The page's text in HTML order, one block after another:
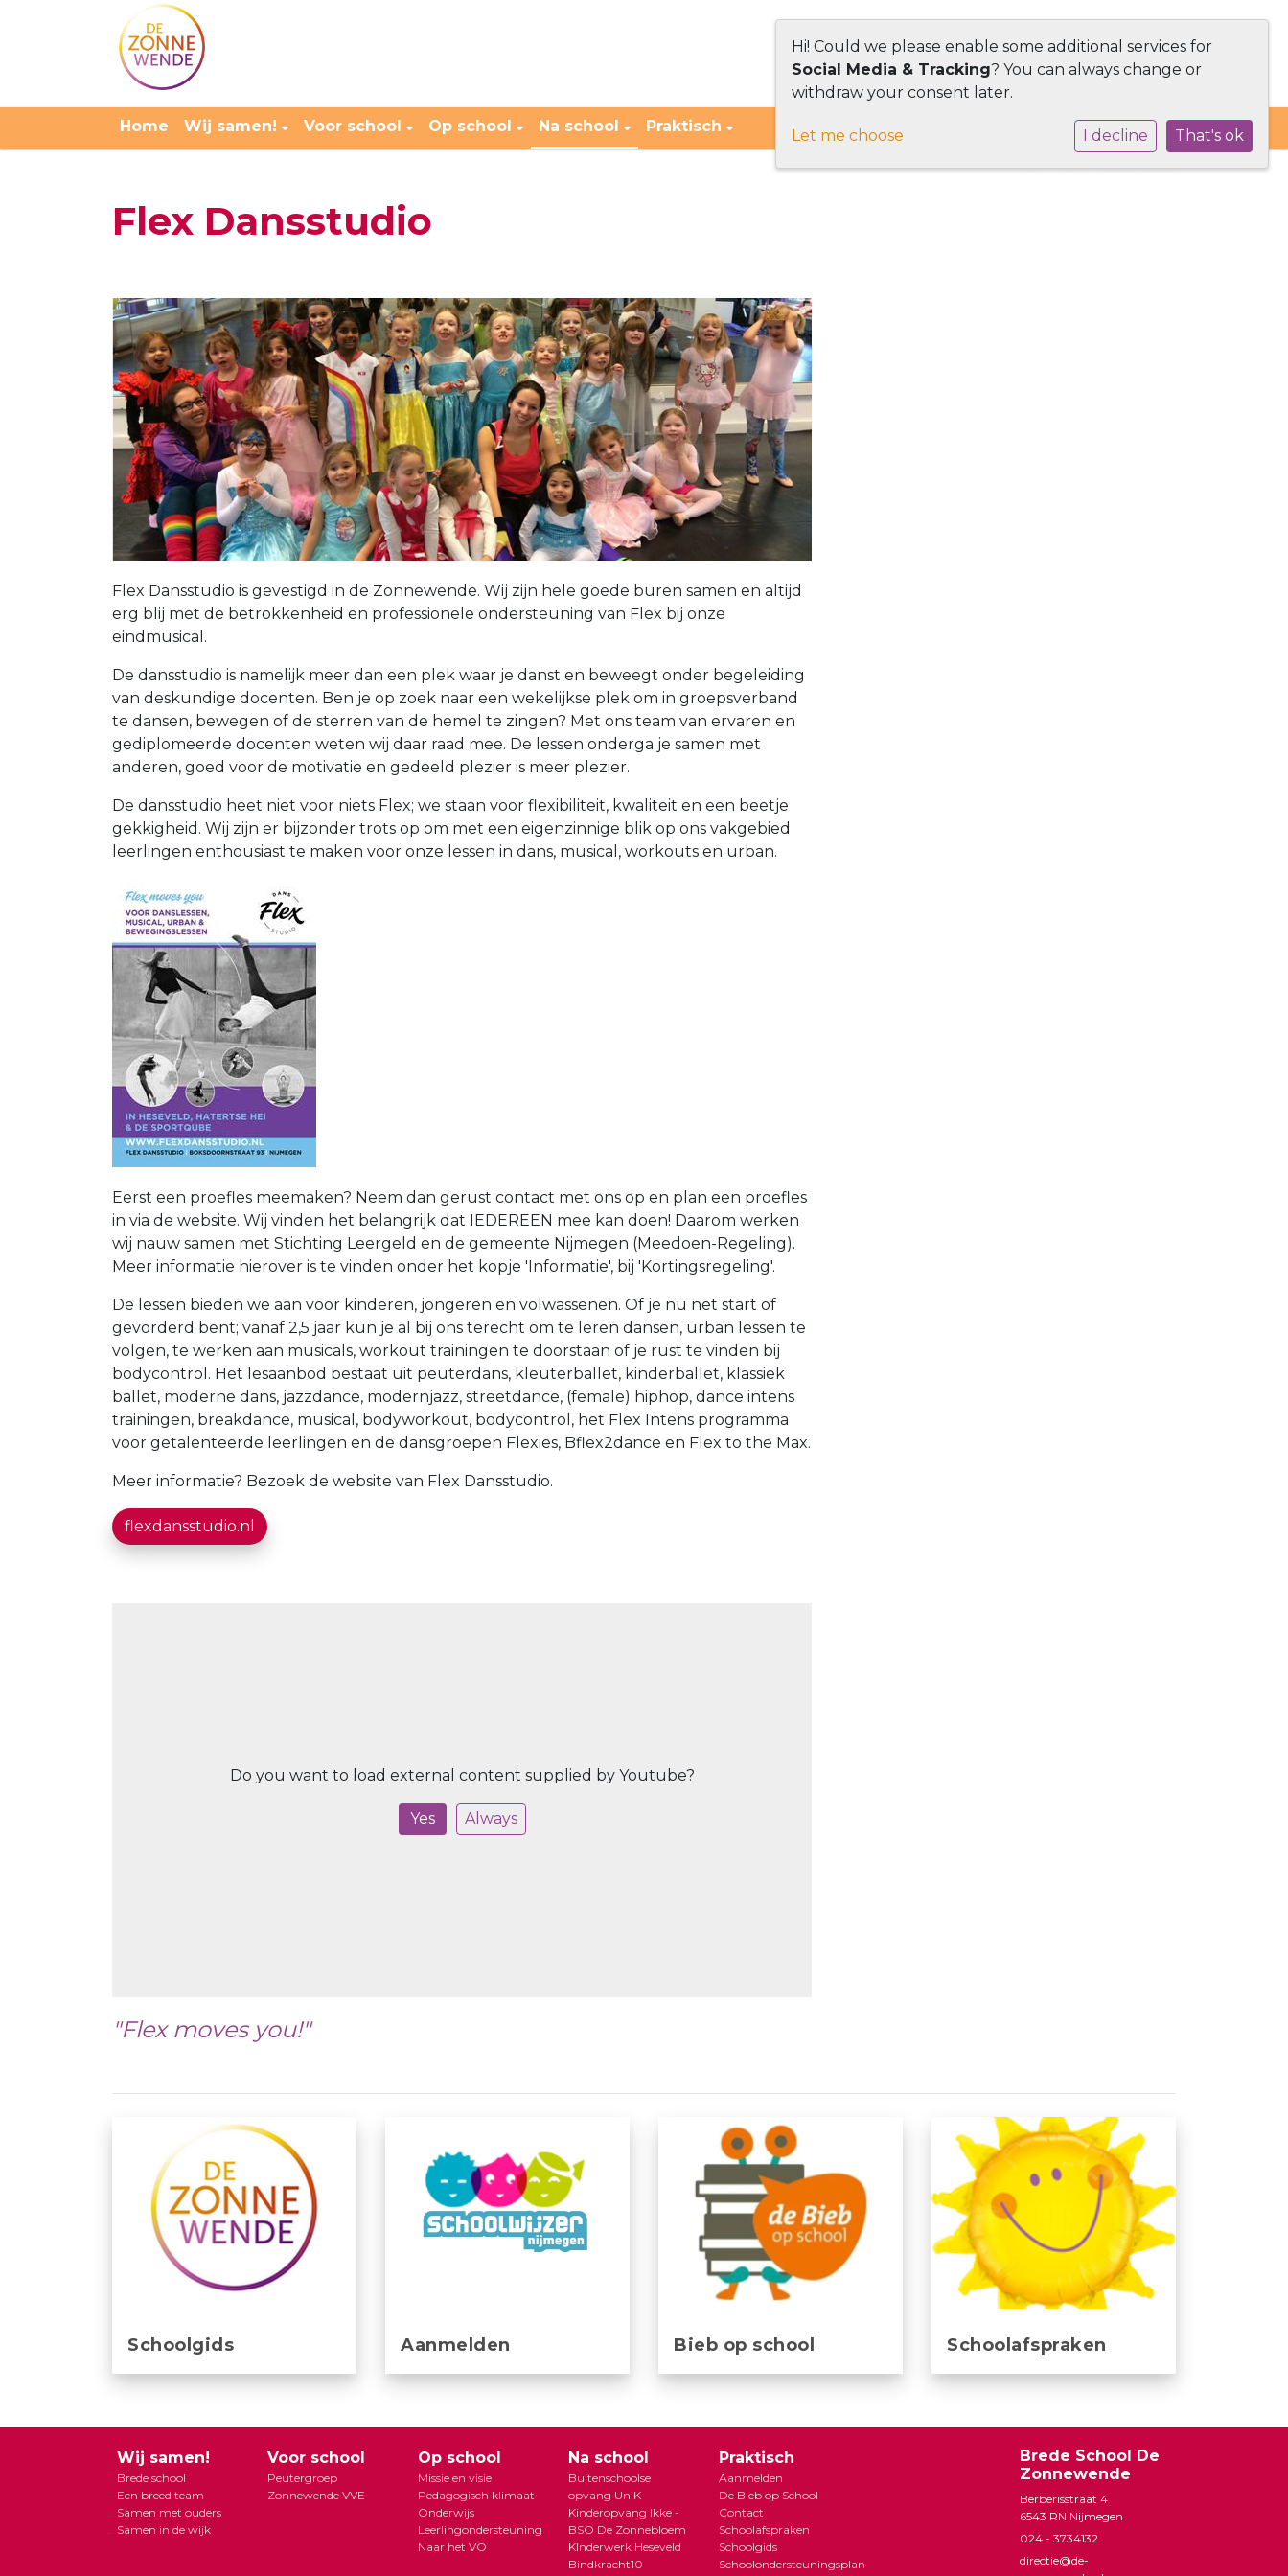
Home Wij samen! Voor school Op school Na school Praktisch
Flex Dansstudio
Flex Dansstudio is gevestigd in de Zonnewende. Wij zijn hele goede buren samen en altijd
erg blij met de betrokkenheid en professionele ondersteuning van Flex bij onze
eindmusical.
De dansstudio is namelijk meer dan een plek waar je danst en beweegt onder begeleiding
van deskundige docenten. Ben je op zoek naar een wekelijkse plek om in groepsverband
te dansen, bewegen of de sterren van de hemel te zingen? Met ons team van ervaren en
gediplomeerde docenten weten wij daar raad mee. De lessen onderga je samen met
anderen, goed voor de motivatie en gedeeld plezier is meer plezier.
De dansstudio heet niet voor niets Flex; we staan voor flexibiliteit, kwaliteit en een beetje
gekkigheid. Wij zijn er bijzonder trots op om met een eigenzinnige blik op ons vakgebied
leerlingen enthousiast te maken voor onze lessen in dans, musical, workouts en urban.
Eerst een proefles meemaken? Neem dan gerust contact met ons op en plan een proefles
in via de website. Wij vinden het belangrijk dat IEDEREEN mee kan doen! Daarom werken
wij nauw samen met Stichting Leergeld en de gemeente Nijmegen (Meedoen-Regeling).
Meer informatie hierover is te vinden onder het kopje 'Informatie', bij 'Kortingsregeling'.
De lessen bieden we aan voor kinderen, jongeren en volwassenen. Of je nu net start of
gevorderd bent; vanaf 2,5 jaar kun je al bij ons terecht om te leren dansen, urban lessen te
volgen, te werken aan musicals, workout trainingen te doorstaan of je rust te vinden bij
bodycontrol. Het lesaanbod bestaat uit peuterdans, kleuterballet, kinderballet, klassiek
ballet, moderne dans, jazzdance, modernjazz, streetdance, (female) hiphop, dance intens
trainingen, breakdance, musical, bodyworkout, bodycontrol, het Flex Intens programma
voor getalenteerde leerlingen en de dansgroepen Flexies, Bflex2dance en Flex to the Max.
Meer informatie? Bezoek de website van Flex Dansstudio.
flexdansstudio.nl
Do you want to load external content supplied by Youtube?
Yes Always
"Flex moves you!"
Schoolgids Aanmelden Bieb op school Schoolafspraken
Wij samen!
Brede school
Een breed team
Samen met ouders
Samen in de wijk
Voor school
Peutergroep
Zonnewende VVE
Op school
Missie en visie
Pedagogisch klimaat
Onderwijs
Leerlingondersteuning
Naar het VO
Na school
Buitenschoolse
opvang UniK
Kinderopvang Ikke -
BSO De Zonnebloem
KInderwerk Heseveld
Bindkracht10
Praktisch
Aanmelden
De Bieb op School
Contact
Schoolafspraken
Schoolgids
Schoolondersteuningsplan
Brede School De
Zonnewende
Berberisstraat 4
6543 RN Nijmegen
024 - 3734132
directie@de-
Hi! Could we please enable some additional services for
Social Media & Tracking? You can always change or
withdraw your consent later.
Let me choose I decline That's ok